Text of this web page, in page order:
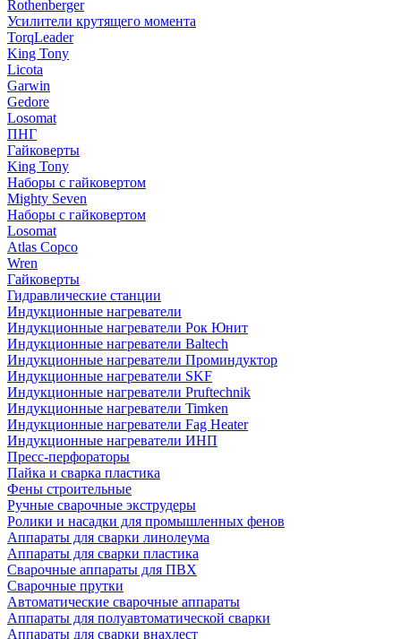
Rothenberger
Усилители крутящего момента
TorqLeader
King Tony
Licota
Garwin
Gedore
Losomat
ПНГ
Гайковерты
King Tony
Наборы с гайковертом
Mighty Seven
Наборы с гайковертом
Losomat
Atlas Copco
Wren
Гайковерты
Гидравлические станции
Индукционные нагреватели
Индукционные нагреватели Рок Юнит
Индукционные нагреватели Baltech
Индукционные нагреватели Проминдуктор
Индукционные нагреватели SKF
Индукционные нагреватели Pruftechnik
Индукционные нагреватели Timken
Индукционные нагреватели Fag Heater
Индукционные нагреватели ИНП
Пресс-перфораторы
Пайка и сварка пластика
Фены строительные
Ручные сварочные экструдеры
Ролики и насадки для промышленных фенов
Аппараты для сварки линолеума
Аппараты для сварки пластика
Сварочные аппараты для ПВХ
Сварочные прутки
Автоматические сварочные аппараты
Аппараты для полуавтоматической сварки
Аппараты для сварки внахлест